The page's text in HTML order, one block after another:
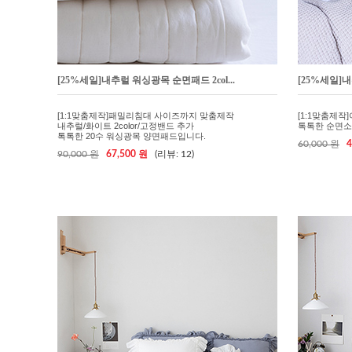
[25%세일]내추럴 워싱광목 순면패드 2col...
[1:1맞춤제작]패밀리침대 사이즈까지 맞춤제작
내추럴/화이트 2color/고정밴드 추가
톡톡한 20수 워싱광목 양면패드입니다.
90,000 원
67,500 원 (리뷰: 12)
[25%세일]
[1:1맞춤제작]
톡톡한 순면
60,000 원